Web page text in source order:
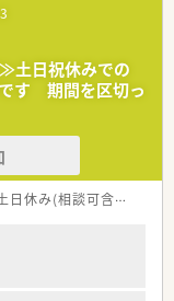
土日祝休みでの
す 期間を区切っ
日休み(相談可含む)